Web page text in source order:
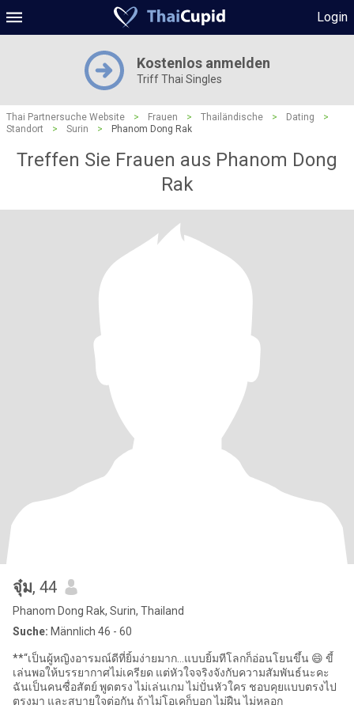
Login
Kostenlos anmelden
Triff Thai Singles
Thai Partnersuche Website > Frauen > Thailändische > Dating
>
Standort
> Surin > Phanom Dong Rak
Treffen Sie Frauen aus Phanom Dong
Rak
จุ๋ม, 44
Phanom Dong Rak, Surin, Thailand
Suche: Männlich 46 - 60
**“เป็นผู้หญิงอารมณ์ดีที่ยิ้มง่ายมาก…แบบยิ้มทีโลกก็อ่อนโยนขึ้น 😄 ขี้
เล่นพอให้บรรยากาศไม่เครียด แต่หัวใจจริงจังกับความสัมพันธ์นะคะ
ฉันเป็นคนซื่อสัตย์ พูดตรง ไม่เล่นเกม ไม่ปั่นหัวใคร ชอบคุยแบบตรงไป
ตรงมา และสบายใจต่อกัน ถ้าไม่โอเคก็บอก ไม่ฝืน ไม่หลอก